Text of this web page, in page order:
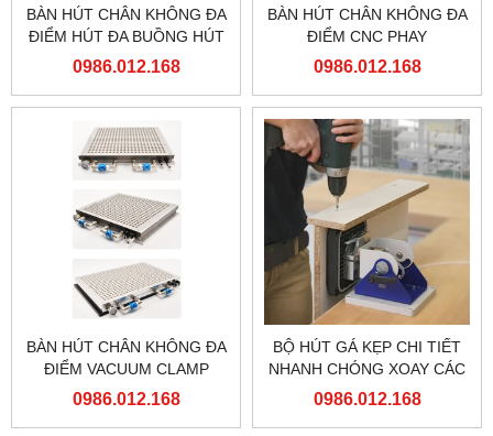
BÀN HÚT CHÂN KHÔNG ĐA
ĐIỂM HÚT ĐA BUỒNG HÚT
CHIA NHIỀU KHOẢNG HÚT
0986.012.168
BÀN HÚT CHÂN KHÔNG ĐA
ĐIỂM CNC PHAY
0986.012.168
BÀN HÚT CHÂN KHÔNG ĐA
ĐIỂM VACUUM CLAMP
0986.012.168
BỘ HÚT GÁ KẸP CHI TIẾT
NHANH CHÓNG XOAY CÁC
GÓC ĐỂ GIA CÔNG
0986.012.168